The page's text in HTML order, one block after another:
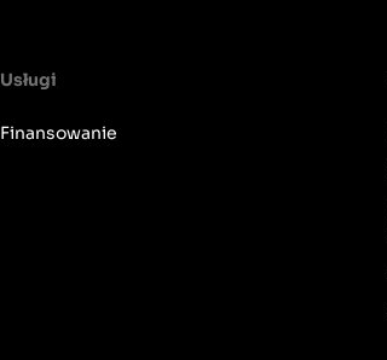
Usługi
Finansowanie